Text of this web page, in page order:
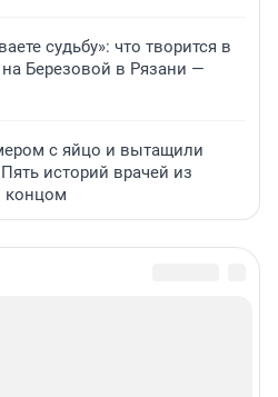
судьбу»: что творится в
Березовой в Рязани —
с яйцо и вытащили
историй врачей из
концом